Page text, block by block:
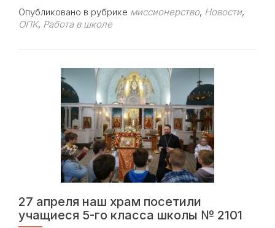
about
В
Седмицы
храме
Знамения
состоялся
мастер-
класс
по
колокольному
звону
учащихся
школы
Опубликовано в рубрике миссионерство, Новости,
ОПК, Работа в школе
27 апреля наш храм посетили
учащиеся 5-го класса школы № 2101